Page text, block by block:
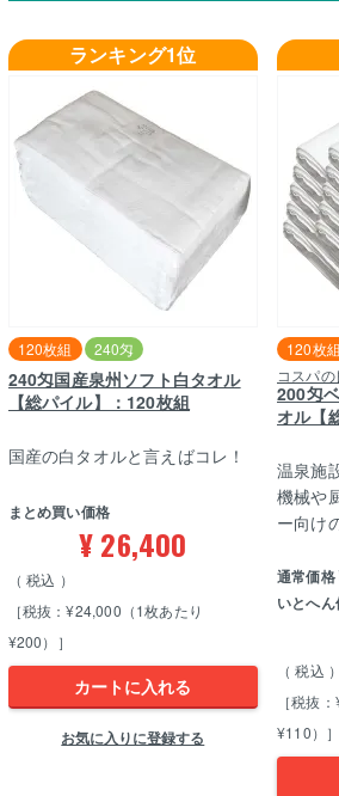
ランキング1位
240匁国産泉州ソフト白タオル
【総パイル】：120枚組
120枚組 240匁
まとめ買い価格
¥26,400
税込
［税抜：¥24,000（1枚あたり
¥200）］
国産の白タオルと言えばコレ！
カートに入れる
お気に入りに登録する
コスパ
200匁
オル【
120枚組
通常価格
いとへ
税込
［税抜
¥110）］
温泉施
機械や
ー向け